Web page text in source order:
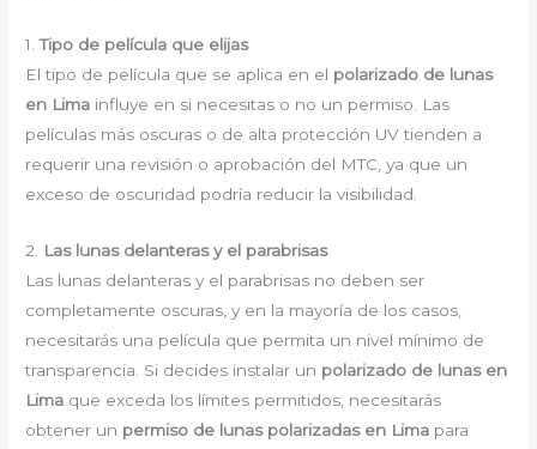
1.Tipo de película que elijas
El tipo de película que se aplica en el polarizado de lunas
en Lima influye en si necesitas o no un permiso. Las
películas más oscuras o de alta protección UV tienden a
requerir una revisión o aprobación del MTC, ya que un
exceso de oscuridad podría reducir la visibilidad.
2. Las lunas delanteras y el parabrisas
Las lunas delanteras y el parabrisas no deben ser
completamente oscuras, y en la mayoría de los casos,
necesitarás una película que permita un nivel mínimo de
transparencia. Si decides instalar un polarizado de lunas en
Lima que exceda los límites permitidos, necesitarás
obtener un permiso de lunas polarizadas en Lima para